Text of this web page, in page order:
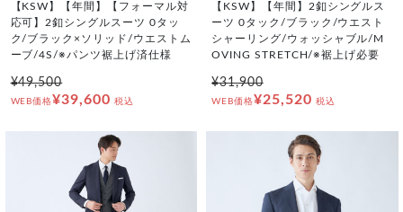
【KSW】【年間】【フォーマル対
応可】2釦シングルスーツ 0タッ
ク/ブラック×ソリッド/ウエストム
ーブ/4S/※パンツ裾上げ済仕様
¥49,500
WEB価格¥39,600 税込
【KSW】【年間】2釦シングルス
ーツ 0タック/ブラック/ウエスト
シャーリング/ウォッシャブル/M
OVING STRETCH/※裾上げ必要
¥31,900
WEB価格¥25,520 税込